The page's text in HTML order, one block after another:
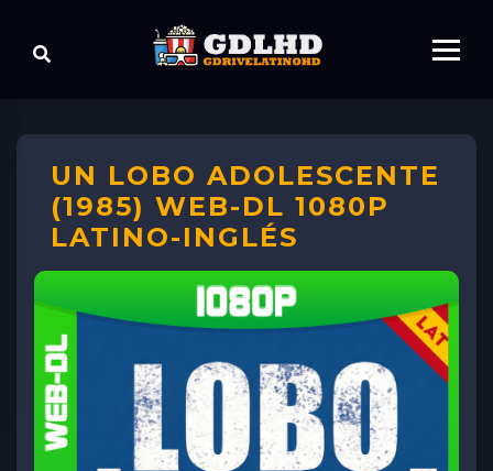
UN LOBO ADOLESCENTE
(1985) WEB-DL 1080P
LATINO-INGLÉS